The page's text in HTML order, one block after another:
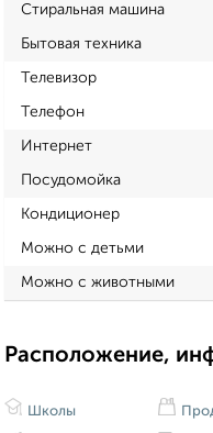
Стиральная машина
Бытовая техника
Телевизор
Телефон
Интернет
Посудомойка
Кондиционер
Можно с детьми
Можно с животными
Расположение,
Школы